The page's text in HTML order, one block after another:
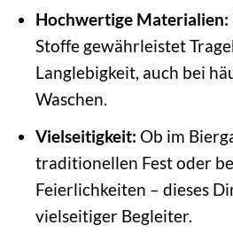
Hochwertige Materialien:
Stoffe gewährleistet
Langlebigkeit, auch bei
Waschen.
Vielseitigkeit: Ob im
traditionellen Fest oder
Feierlichkeiten – dieses
vielseitiger Begleiter.